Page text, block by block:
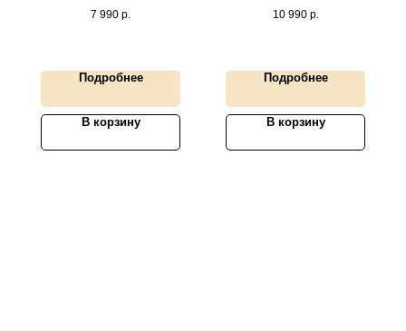
7 990 р.
Подробнее
В корзину
10 990 р.
Подробнее
В корзину